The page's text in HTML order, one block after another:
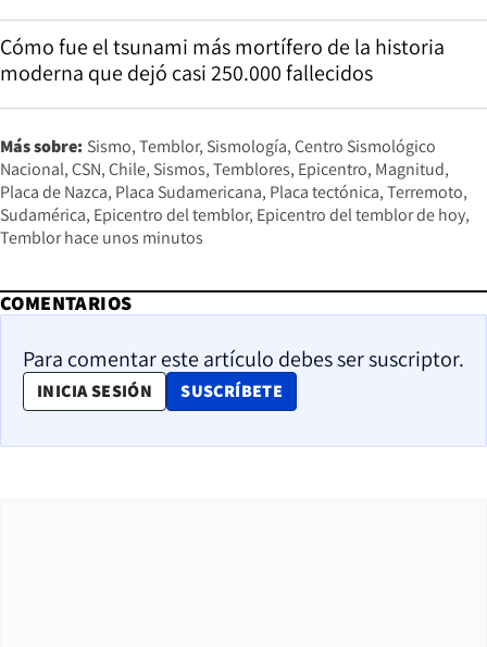
Cómo fue el tsunami más mortífero de la historia
moderna que dejó casi 250.000 fallecidos
Más sobre: Sismo Temblor Sismología Centro Sismológico
Nacional CSN Chile Sismos Temblores Epicentro Magnitud
Placa de Nazca Placa Sudamericana Placa tectónica Terremoto
Sudamérica Epicentro del temblor Epicentro del temblor de hoy
Temblor hace unos minutos
COMENTARIOS
Para comentar este artículo debes ser suscriptor.
INICIA SESIÓN SUSCRÍBETE
OPENS IN NEW WINDOW